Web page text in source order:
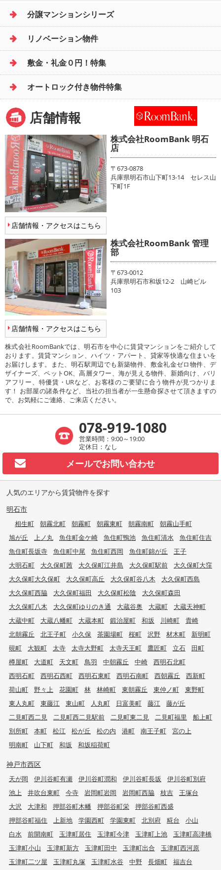
分譲マンションシリーズ
リノベーション物件
敷金・礼金０円！特集
オートロック付き物件特集
店舗情報
店舗情報・アクセスはこちら
株式会社RoomBank 明石
店
〒673-0878
兵庫県明石市山下町13-14 セレス山
下町1F
店舗情報・アクセスはこちら
株式会社RoomBank 管理
部
〒673-0012
兵庫県明石市和坂12-2 山崎ビル
103
株式会社RoomBankでは、明石市を中心に賃貸マンションをご紹介して
おります。賃貸マンション、ハイツ・アパート、貸家等快適な住まいを
お届けします。また、明石駅周辺でも新築物件、敷金礼金ゼロ物件、デ
ザイナーズ、ペットOK、高層タワー、海が見える物件、新婚向け、バリ
アフリー、特優賃・URなど、お客様のご要望に合う物件が見つかりま
す！ お部屋の諸条件など、当社の担当者が一生懸命探させて頂きますの
で、お気軽にご連絡、ご来店ください。
078-919-1080
営業時間：9:00～19:00
定休日：なし
メールでお問い合わせ
人気のエリアから賃貸物件を探す
明石市
相生町 朝霧北町 朝霧町 朝霧東町 朝霧南町
朝霧山手町
旭が丘
上ノ丸 魚住町金ケ崎 魚住町鴨池 魚住町清水
魚住町住吉
魚住町長坂寺
魚住町中尾 魚住町西岡 魚住町錦が丘
王子
大明石町
大久保町茜 大久保町江井島 大久保町駅前
大久保町大窪
大久保町大久保町
大久保町高丘 大久保町谷八木
大久保町西島
大久保町西脇
大久保町福田 大久保町松陰
大久保町森田
大久保町八木
大久保町ゆりのき通 大蔵谷奥 大蔵町
大蔵天神町
大蔵中町
大蔵八幡町 大蔵本町 鍛治屋町 和坂 川崎町
貴崎
北朝霧丘
北王子町 小久保 茶園場町 桜町 沢野 材木町
新明町
硯町
大観町 太寺 太寺大野町 太寺天王町 鷹匠町 立石
田町
樽屋町
大道町 天文町 鳥羽 中朝霧丘 中崎
西明石北町
西明石町
西明石西町 西明石東町 西明石南町 西朝霧丘
西新町
荷山町
野々上 花園町 林 林崎町 東朝霧丘 東仲ノ町
東野町
東人丸町
東藤江 東山町 人丸町 日富美町 藤江
藤が丘
二見町西二見
二見町西二見駅前 二見町東二見 二見町福里
船上町
別所町
本町 松江 松が丘 松の内 港町 南王子町
宮の上
明南町
山下町 和坂 和坂稲荷町
神戸市西区
天が岡 伊川谷町有瀬 伊川谷町潤和 伊川谷町長坂
伊川谷町別府
池上
井吹台東町 今寺 岩岡町岩岡 岩岡町西脇 枝吉
王塚台
大沢
大津和 押部谷町木幡 押部谷町栄
押部谷町西盛
押部谷町福住
上新地 学園西町 学園東町 北別府 糀台
小山
白水
前開南町 玉津町居住 玉津町今津 玉津町上池
玉津町高津橋
玉津町小山
玉津町新方 玉津町田中 玉津町出合
玉津町西河原
玉津町二ツ屋
玉津町丸塚 玉津町水谷 中野 長畑町
福吉台